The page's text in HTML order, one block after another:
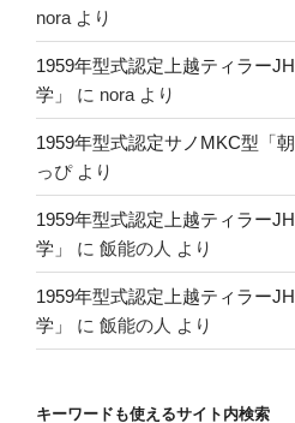
nora より
1959年型式認定上越ティラー
学」
に nora より
1959年型式認定サノMKC型「
っぴより
1959年型式認定上越ティラー
学」
に 飯能の人 より
1959年型式認定上越ティラー
学」
に 飯能の人 より
キーワードも使えるサイト内検索